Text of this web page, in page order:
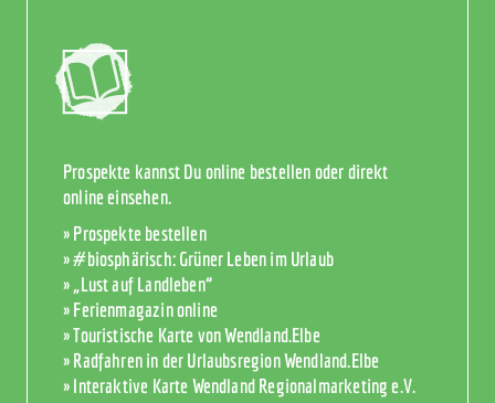
Prospekte kannst Du online bestellen oder direkt
online einsehen.
» Prospekte bestellen
» #biosphärisch: Grüner Leben im Urlaub
» „Lust auf Landleben“
» Ferienmagazin online
» Touristische Karte von Wendland.Elbe
» Radfahren in der Urlaubsregion Wendland.Elbe
» Interaktive Karte Wendland Regionalmarketing e.V.